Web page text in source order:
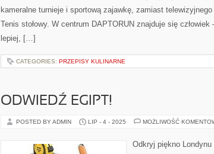
kameralne turnieje i sportową zajawkę, zamiast
Tenis stołowy. W centrum DAPTORUN znajduje się
lepiej, […]
CATEGORIES: PRZEPISY KULINARNE
ODWIEDŹ EGIPT!
POSTED BY ADMIN LIP - 4 - 2025 MOŻLIWOŚĆ
Odkryj piękno